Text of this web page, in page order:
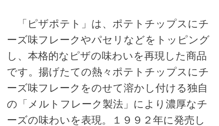
「ピザポテト」は、ポテトチップスにチ
ーズ味フレークやパセリなどをトッピング
し、本格的なピザの味わいを再現した商品
です。揚げたての熱々ポテトチップスにチ
ーズ味フレークをのせて溶かし付ける独自
の「メルトフレーク製法」により濃厚なチ
ーズの味わいを表現。１９９２年に発売し